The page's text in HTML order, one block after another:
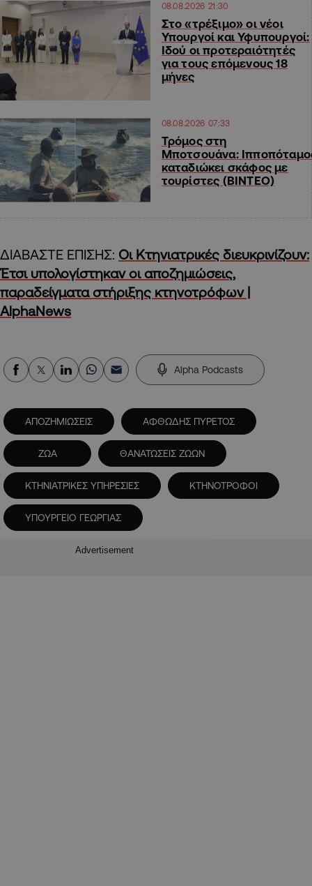
08.08.2026 21:30
Στο «τρέξιμο» οι νέοι
Υπουργοί και Υφυπουργοί:
Ιδού οι προτεραιότητές
για τους επόμενους 18
μήνες
08.08.2026 07:33
Τρόμος στη
Μποτσουάνα:
καταδιώκει σκάφος με
τουρίστες (ΒΙΝΤΕΟ)
ΔΙΑΒΑΣΤΕ ΕΠΙΣΗΣ: Οι Κτηνιατρικές διευκρινίζουν:
Έτσι υπολογίστηκαν οι αποζημιώσεις,
παραδείγματα στήριξης κτηνοτρόφων |
AlphaNews
Alpha Podcasts
ΑΠΟΖΗΜΙΩΣΕΙΣ ΑΦΘΩΔΗΣ ΠΥΡΕΤΟΣ
ΖΩΑ ΘΑΝΑΤΩΣΕΙΣ ΖΩΩΝ
ΚΤΗΝΙΑΤΡΙΚΕΣ ΥΠΗΡΕΣΙΕΣ ΚΤΗΝΟΤΡΟΦΟΙ
ΥΠΟΥΡΓΕΙΟ ΓΕΩΡΓΙΑΣ
Advertisement